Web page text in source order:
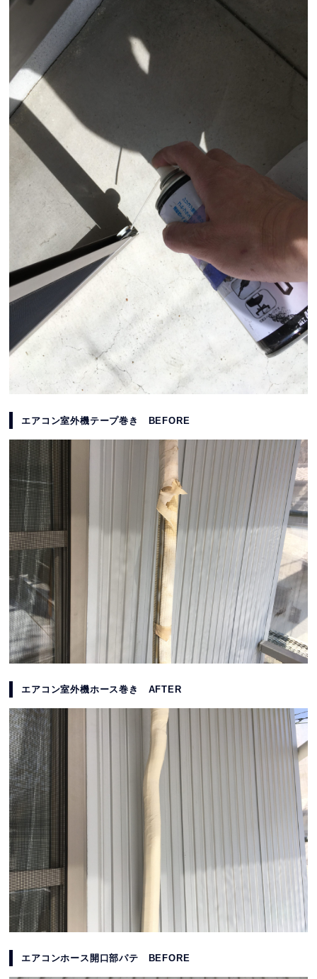
エアコン室外機テープ巻き BEFORE
エアコン室外機ホース巻き AFTER
エアコンホース開口部パテ BEFORE